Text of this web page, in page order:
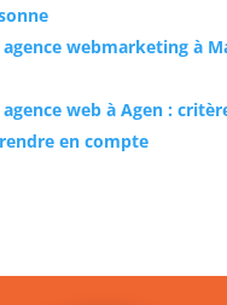
webmarketing à
web à Agen :
en compte